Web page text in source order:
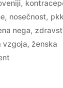
,
, nosečnost, pkk
nega,
vzgoja, ženska
on